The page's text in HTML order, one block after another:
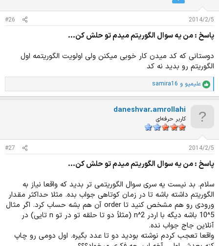
2014/2/5
#26
پاسخ : من يه سوال الگوريتم ميدم تو حلش كن...
دوستانی که کد میدن کار خوبی میکنن ولی اولویت الگوریتمه اول
الگوریتم رو بدید نه کد
ا
م
ت
:
علیمپو و samira16
daneshvar.amrollahi
کاربر حرفه‌ای
2014/2/5
#27
پاسخ : من يه سوال الگوريتم ميدم تو حلش كن...
سلام. بد نیست یه سری سوال الگوریتمی تر بدید که واقعا نیاز به
الگوریتم داشته باشه تا در زمان کوتاهی جواب بده. مثلا حداکثر مقدار
ورودی رو هم مشخص کنید تا order آن هم بشه حساب کرد. اگر مثال
5^10 باشه دیگه با اردر 2^n (مثلاً دو تا حلقه تو در تو n تایی) در
آنلاین جاج جواب نده.
واقعا تعجب کردم نوشته بودید دو تا عدد بگیره. اول دومی رو چاپ